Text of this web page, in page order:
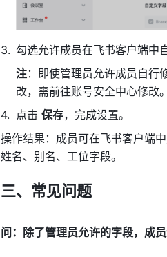
勾选允许成员在飞书客户端中
注：即使管理员允许成员自行
改，需前往账号安全中心修改
点击 保存，完成设置。
操作结果：成员可在飞书客户端
姓名、别名、工位字段。
三、常见问题
问：除了管理员允许的字段，成